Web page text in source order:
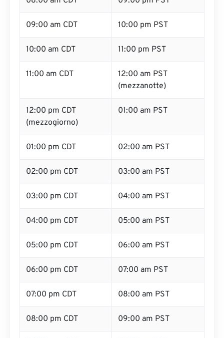
09:00 am CDT 10:00 pm PST
10:00 am CDT 11:00 pm PST
11:00 am CDT
12:00 am PST
(mezzanotte)
12:00 pm CDT
(mezzogiorno)
01:00 am PST
01:00 pm CDT 02:00 am PST
02:00 pm CDT 03:00 am PST
03:00 pm CDT 04:00 am PST
04:00 pm CDT 05:00 am PST
05:00 pm CDT 06:00 am PST
06:00 pm CDT 07:00 am PST
07:00 pm CDT 08:00 am PST
08:00 pm CDT 09:00 am PST